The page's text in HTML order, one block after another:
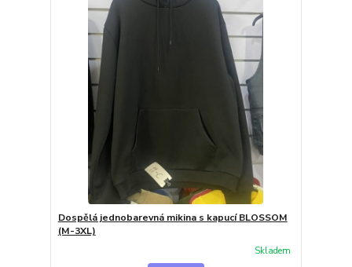
Dospělá jednobarevná mikina s kapucí BLOSSOM
(M-3XL)
Skladem